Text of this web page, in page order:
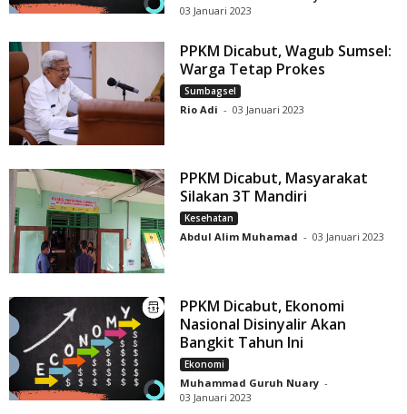
03 Januari 2023
PPKM Dicabut, Wagub Sumsel:
Warga Tetap Prokes
Sumbagsel
Rio Adi - 03 Januari 2023
PPKM Dicabut, Masyarakat
Silakan 3T Mandiri
Kesehatan
Abdul Alim Muhamad - 03 Januari 2023
PPKM Dicabut, Ekonomi
Nasional Disinyalir Akan
Bangkit Tahun Ini
Ekonomi
Muhammad Guruh Nuary -
03 Januari 2023